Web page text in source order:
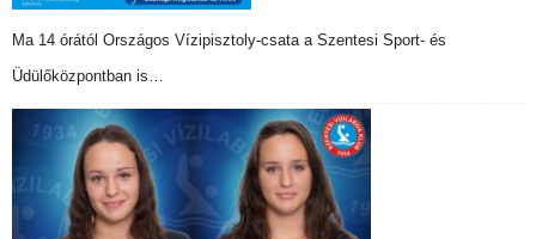
Ma 14 órától Országos Vízipisztoly-csata a Szentesi Sport- és
Üdülőközpontban is…